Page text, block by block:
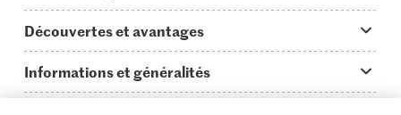
Idées de menus
Plats principaux
Découvertes et avantages
On en parle...
Informations et généralités
Questions concernant Migusto